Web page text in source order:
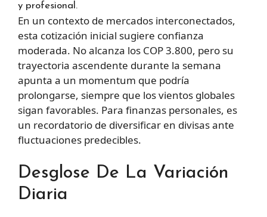
y profesional.
En un contexto de mercados interconectados,
esta cotización inicial sugiere confianza
moderada. No alcanza los COP 3.800, pero su
trayectoria ascendente durante la semana
apunta a un momentum que podría
prolongarse, siempre que los vientos globales
sigan favorables. Para finanzas personales, es
un recordatorio de diversificar en divisas ante
fluctuaciones predecibles.
Desglose De La Variación
Diaria